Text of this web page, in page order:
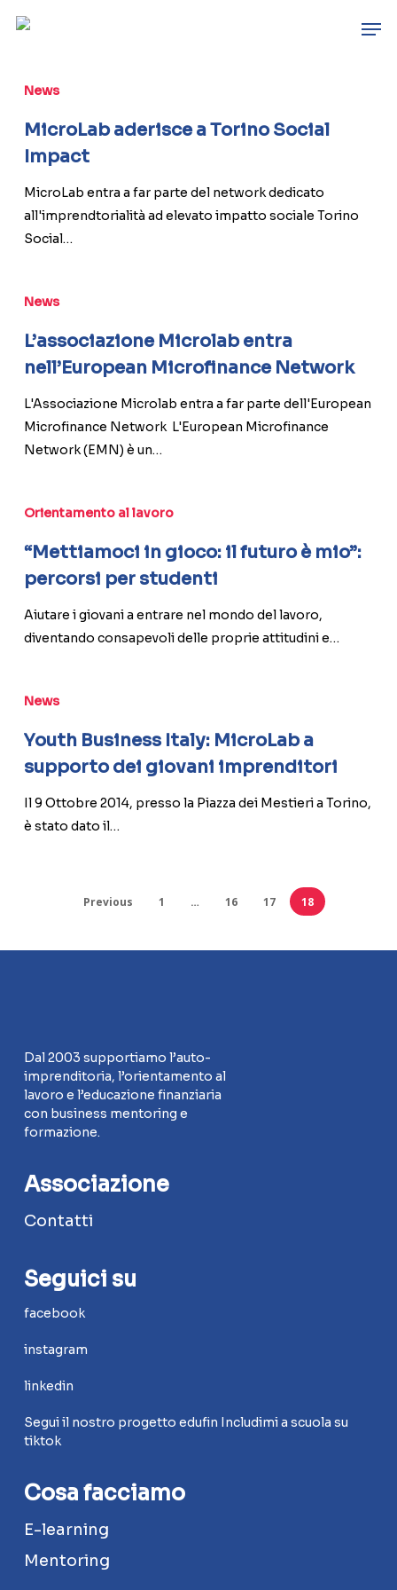
aderisce
Torino
Social
News
MicroLab aderisce a Torino Social
Impact
MicroLab entra a far parte del network dedicato
all'imprendtorialità ad elevato impatto sociale Torino
Social…
Microlab
nell’European
Microfinance
Network
News
L’associazione Microlab entra
nell’European Microfinance Network
L'Associazione Microlab entra a far parte dell'European
Microfinance Network L'European Microfinance
Network (EMN) è un…
in
futuro
è
mio”:
studenti
Orientamento al lavoro
“Mettiamoci in gioco: il futuro è mio”:
percorsi per studenti
Aiutare i giovani a entrare nel mondo del lavoro,
diventando consapevoli delle proprie attitudini e…
Business
MicroLab
a
supporto
dei
News
Youth Business Italy: MicroLab a
supporto dei giovani imprenditori
Il 9 Ottobre 2014, presso la Piazza dei Mestieri a Torino,
è stato dato il…
Previous 1 … 16 17 18
Dal 2003 supportiamo l’auto-
imprenditoria, l’orientamento al
lavoro e l’educazione finanziaria
con business mentoring e
formazione.
Associazione
Contatti
Seguici su
facebook
instagram
linkedin
Segui il nostro progetto edufin Includimi a scuola su
tiktok
Cosa facciamo
E-learning
Mentoring